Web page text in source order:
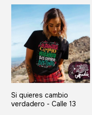
Si quieres cambio
verdadero - Calle 13